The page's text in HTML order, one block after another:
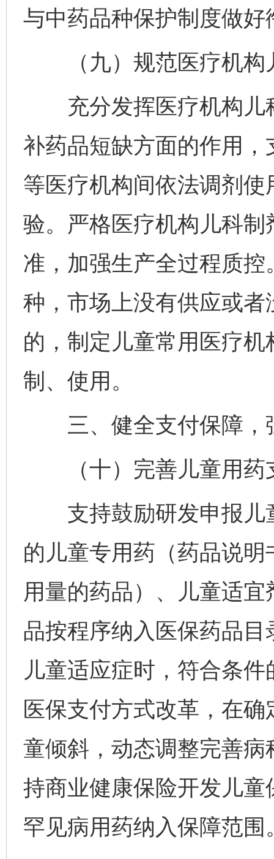
与中药品种保护制度做好
（九）规范医疗机构
充分发挥医疗机构儿
补药品短缺方面的作用
等医疗机构间依法调剂
验。严格医疗机构儿科
准，加强生产全过程质
种，市场上没有供应或
的，制定儿童常用医疗
制、使用。
三、健全支付保障，
（十）完善儿童用药
支持鼓励研发申报儿
的儿童专用药（药品说
用量的药品）、儿童适
品按程序纳入医保药品
儿童适应症时，符合条
医保支付方式改革，在
童倾斜，动态调整完善
持商业健康保险开发儿
罕见病用药纳入保障范围